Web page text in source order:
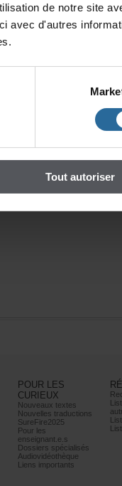
Toutautoriser
POURLES
CURIEUX
Nouveauxtextes
Nouvellestraductions
SureFire2025
Pourles
enseignant.e.s
Dossiersspécialisés
Audiovidéothèque
Liensimportants